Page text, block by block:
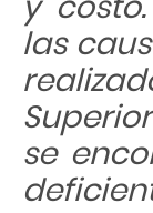
las
se